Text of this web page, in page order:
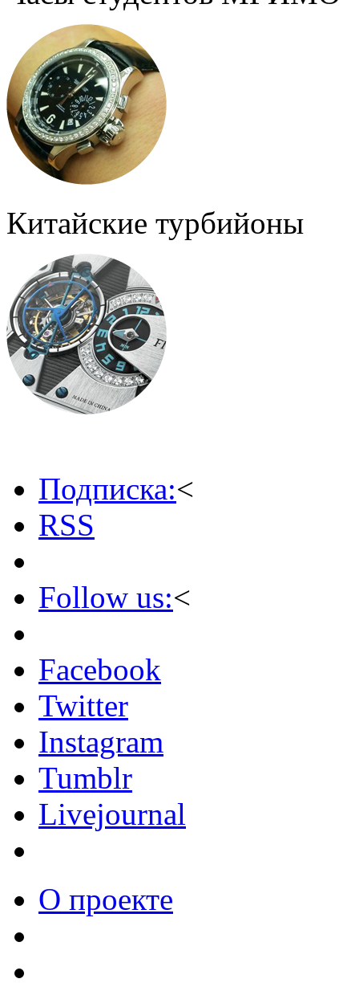
Китайские турбийоны
Подписка:<
RSS
Follow us:<
Facebook
Twitter
Instagram
Tumblr
Livejournal
О проекте